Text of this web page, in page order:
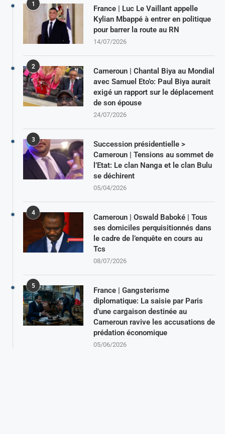
1
France | Luc Le Vaillant appelle
Kylian Mbappé à entrer en politique
pour barrer la route au RN
14/07/2026
2
Cameroun | Chantal Biya au Mondial
avec Samuel Eto’o: Paul Biya aurait
exigé un rapport sur le déplacement
de son épouse
24/07/2026
3
Succession présidentielle >
Cameroun | Tensions au sommet de
l’Etat: Le clan Nanga et le clan Bulu
se déchirent
05/04/2026
4
Cameroun | Oswald Baboké | Tous
ses domiciles perquisitionnés dans
le cadre de l’enquête en cours au
Tcs
08/07/2026
5
France | Gangsterisme
diplomatique: La saisie par Paris
d’une cargaison destinée au
Cameroun ravive les accusations de
prédation économique
05/06/2026